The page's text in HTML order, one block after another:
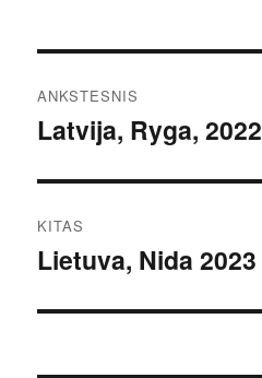
tarp
ANKSTESNIS
Ankstesnis
Latvija, Ryga, 2022
KITAS
Kitas
Lietuva, Nida 2023